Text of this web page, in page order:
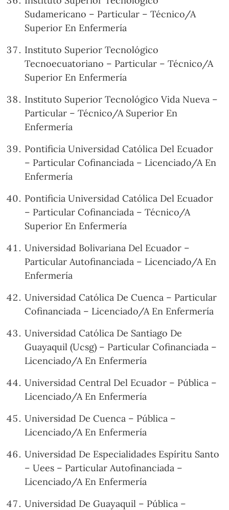
Sudamericano – Particular – Técnico/A
Superior En Enfermería
Instituto Superior Tecnológico
Tecnoecuatoriano – Particular – Técnico/A
Superior En Enfermería
Instituto Superior Tecnológico Vida Nueva –
Particular – Técnico/A Superior En
Enfermería
Pontificia Universidad Católica Del Ecuador
– Particular Cofinanciada – Licenciado/A En
Enfermería
Pontificia Universidad Católica Del Ecuador
– Particular Cofinanciada – Técnico/A
Superior En Enfermería
Universidad Bolivariana Del Ecuador –
Particular Autofinanciada – Licenciado/A En
Enfermería
Universidad Católica De Cuenca – Particular
Cofinanciada – Licenciado/A En Enfermería
Universidad Católica De Santiago De
Guayaquil (Ucsg) – Particular Cofinanciada –
Licenciado/A En Enfermería
Universidad Central Del Ecuador – Pública –
Licenciado/A En Enfermería
Universidad De Cuenca – Pública –
Licenciado/A En Enfermería
Universidad De Especialidades Espíritu Santo
– Uees – Particular Autofinanciada –
Licenciado/A En Enfermería
Universidad De Guayaquil – Pública –